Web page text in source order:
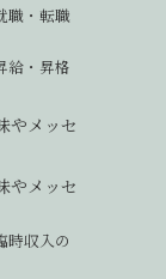
職・転職
給・昇格
やメッセ
やメッセ
時収入の